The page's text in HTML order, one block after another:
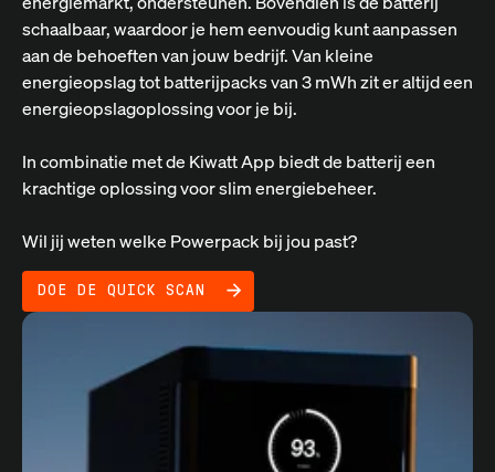
schaalbaar, waardoor je hem eenvoudig kunt aanpassen
aan de behoeften van jouw bedrijf. Van kleine
energieopslag tot batterijpacks van 3 mWh zit er altijd een
energieopslagoplossing voor je bij.
In combinatie met de Kiwatt App biedt de batterij een
krachtige oplossing voor slim energiebeheer.
Wil jij weten welke Powerpack bij jou past?
DOE DE QUICK SCAN